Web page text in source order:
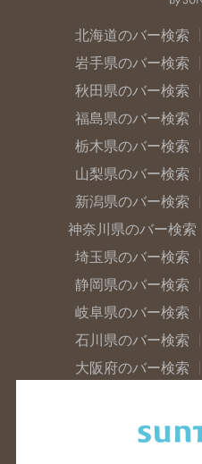
北海道のバー検索
岩手県のバー検索
秋田県のバー検索
福島県のバー検索
栃木県のバー検索
山梨県のバー検索
新潟県のバー検索
神奈川県のバー検索
埼玉県のバー検索
静岡県のバー検索
岐阜県のバー検索
石川県のバー検索
大阪府のバー検索
滋賀県のバー検索